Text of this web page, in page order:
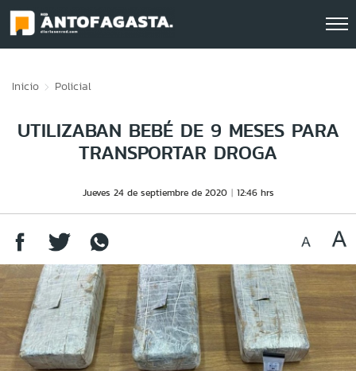
Inicio Policial
UTILIZABAN BEBÉ DE 9 MESES PARA
TRANSPORTAR DROGA
Jueves 24 de septiembre de 2020 12:46 hrs